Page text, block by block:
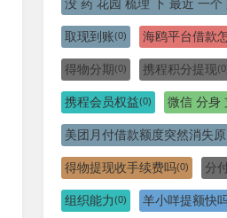
没 药 花园 梳理 下 最近 一个
取现到账(0) 海鸥平台借款
得物分期(0) 携程积分提现
携程会员权益(0) 微信 分身
美团月付借款额度突然消失
得物提现收手续费吗(0) 分
组织能力(0) 羊小咩提额快